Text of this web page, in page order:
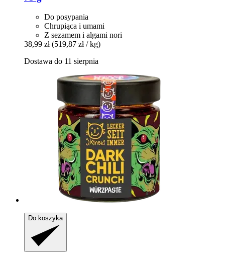
Do posypania
Chrupiąca i umami
Z sezamem i algami nori
38,99 zł (519,87 zł / kg)
Dostawa do 11 sierpnia
Do koszyka